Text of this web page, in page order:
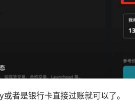
者是银行卡直接过账就可以了。